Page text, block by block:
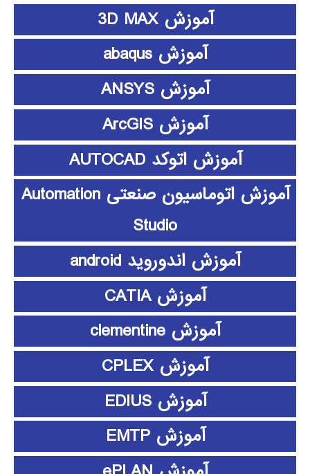
آموزش 3D MAX
آموزش abaqus
آموزش ANSYS
آموزش ArcGIS
آموزش اتوکد AUTOCAD
آموزش اتوماسیون صنعتی Automation
Studio
آموزش اندوروید android
آموزش CATIA
آموزش clementine
آموزش CPLEX
آموزش EDIUS
آموزش EMTP